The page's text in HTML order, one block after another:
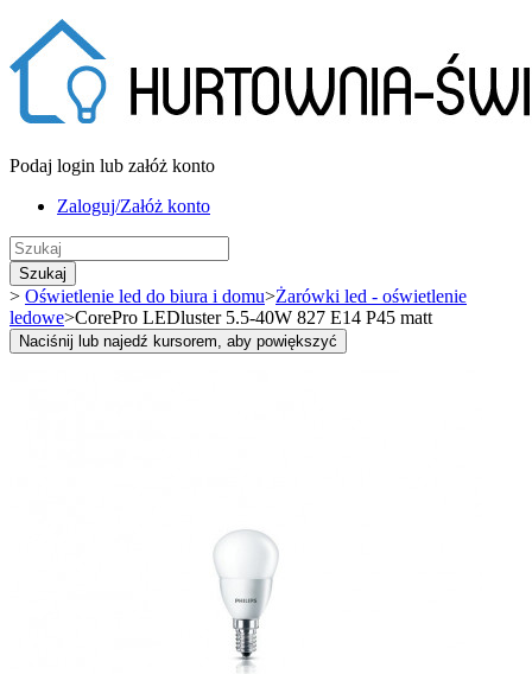
Podaj login lub załóż konto
Zaloguj/Załóż konto
Szukaj
> Oświetlenie led do biura i domu>Żarówki led - oświetlenie
ledowe>CorePro LEDluster 5.5-40W 827 E14 P45 matt
Naciśnij lub najedź kursorem, aby powiększyć